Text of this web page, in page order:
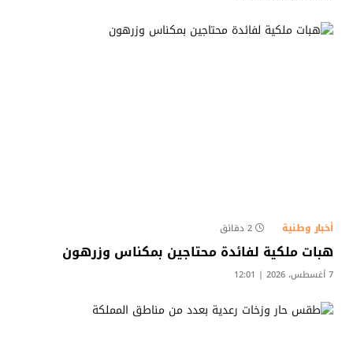
أخبار وطنية 2 دقائق
هبات ملكية لفائدة محتاجين بمكناس وزرهون
7 أغسطس، 2026 | 12:01